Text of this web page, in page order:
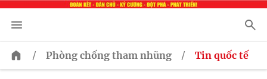
/ Phòng chống tham nhũng / Tin quốc tế